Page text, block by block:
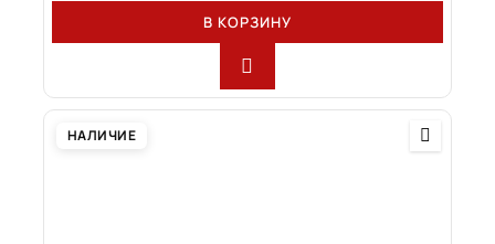
В КОРЗИНУ
НАЛИЧИЕ